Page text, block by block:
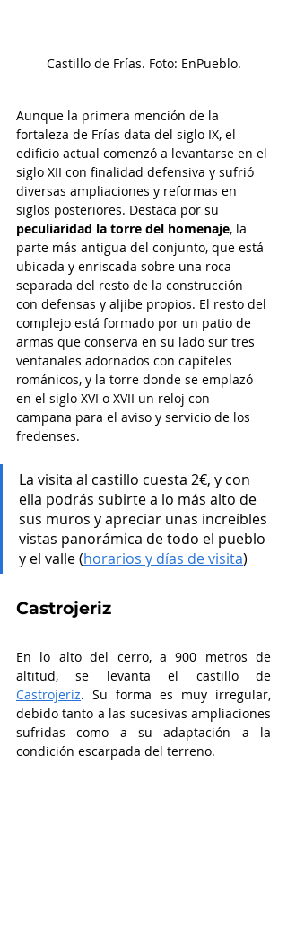
Castillo de Frías. Foto: EnPueblo.
Aunque la primera mención de la
fortaleza de Frías data del siglo IX, el
edificio actual comenzó a levantarse en el
siglo XII con finalidad defensiva y sufrió
diversas ampliaciones y reformas en
siglos posteriores. Destaca por su
peculiaridad la torre del homenaje, la
parte más antigua del conjunto, que está
ubicada y enriscada sobre una roca
separada del resto de la construcción
con defensas y aljibe propios. El resto del
complejo está formado por un patio de
armas que conserva en su lado sur tres
ventanales adornados con capiteles
románicos, y la torre donde se emplazó
en el siglo XVI o XVII un reloj con
campana para el aviso y servicio de los
fredenses.
La visita al castillo cuesta 2€, y con
ella podrás subirte a lo más alto de
sus muros y apreciar unas increíbles
vistas panorámica de todo el pueblo
y el valle (horarios y días de visita)
Castrojeriz
En lo alto del cerro, a 900 metros de
Castrojeriz. Su forma es muy irregular,
debido tanto a las sucesivas ampliaciones
sufridas como a su adaptación a la
condición escarpada del terreno.